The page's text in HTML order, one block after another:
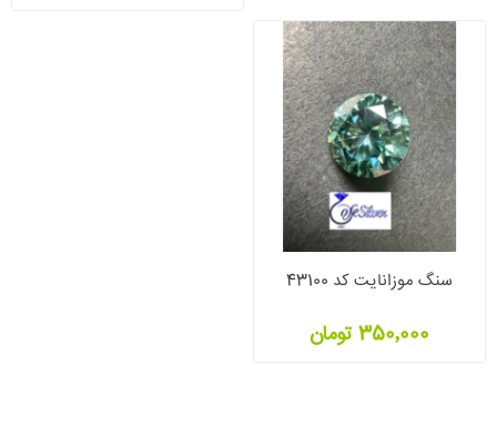
سنگ موزانایت کد 43100
350٬000 تومان